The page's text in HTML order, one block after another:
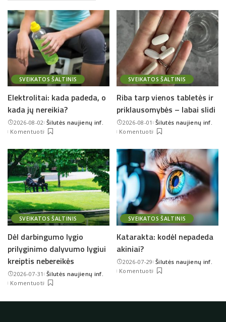
SVEIKATOS ŠALTINIS
Elektrolitai: kada padeda, o
kada jų nereikia?
2026-08-02Posted
by
Šilutės naujienų inf.
Komentuoti
SVEIKATOS ŠALTINIS
Riba tarp vienos tabletės ir
priklausomybės – labai slidi
2026-08-01 Posted
by
Šilutės naujienų inf.
Komentuoti
SVEIKATOS ŠALTINIS
Dėl darbingumo lygio
prilyginimo dalyvumo lygiui
kreiptis nebereikės
2026-07-31 Posted
by
Šilutės naujienų inf.
Komentuoti
SVEIKATOS ŠALTINIS
Katarakta: kodėl nepadeda
akiniai?
2026-07-29Posted
by
Šilutės naujienų inf.
Komentuoti